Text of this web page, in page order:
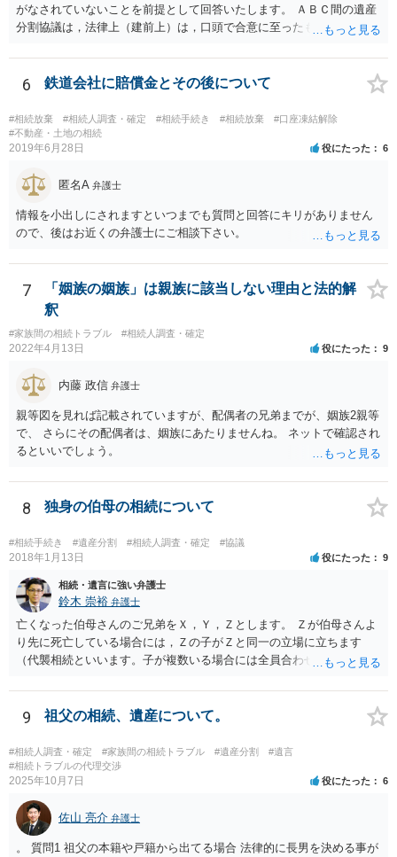
がなされていないことを前提として回答いたします。 ＡＢＣ間の遺産
分割協議は，法律上（建前上）は，口頭で合意に至ったものであって
ん。 また，不動産の名義を移転するためには，遺産分割協議書への署
名捺印を得る必要があります。 したがって，残念ながら，「ＡＢＣ間
の遺産分割協議が有効に成立している」という前提に基づく主張は困
難と思われます。 「ＡＢＣ間の遺産分割協議は未了のまま，ＡとＢが
死亡し，二次相続が発生した」という前提に基づいて協議を進める必
要があります。 もちろん，Ｃの立場としては，ＡＢＣ間の遺産分割協
人は応じない姿勢を示していることから，実現は困難だと思います。
しどころ）としては，譲歩することを甘受しなければならないかもし
れません。
6 鉄道会社に賠償金とその後について
#相続放棄 #相続人調査・確定 #相続手続き #相続放棄
#口座凍結解除
#不動産・土地の相続
2019年6月28日 役にたった 6
匿名A 弁護士
情報を小出しにされますといつまでも質問と回答にキリがありません
ので、後はお近くの弁護士にご相談下さい。
7
「姻族の姻族」は親族に該当しない理由と法的解
釈
#家族間の相続トラブル #相続人調査・確定
2022年4月13日 役にたった 9
内藤 政信 弁護士
親等図を見れば記載されていますが、配偶者の兄弟までが、姻族2親等
で、 さらにその配偶者は、姻族にあたりませんね。 ネットで確認され
るといいでしょう。
8 独身の伯母の相続について
#相続手続き #遺産分割 #相続人調査・確定 #協議
2018年1月13日 役にたった 9
相続・遺言に強い弁護士
鈴木 崇裕 弁護士
亡くなった伯母さんのご兄弟をＸ，Ｙ，Ｚとします。 Ｚが伯母さんよ
り先に死亡している場合には，Ｚの子がＺと同一の立場に立ちます
（代襲相続といいます。子が複数いる場合には全員合わせてＺと同一
つの相続分を有していますので， そのことを前提として，遺産分割協
議をすることになります（必ずしも３分の１ずつにしなくても，合意
ができれば構いません。）。 今後の対応としては， ①伯母さんの相続
財産（遺産）の全容を整理する（預貯金，有価証券，不動産等の有無
を調べることになります。） ②相続財産に照らし，相続税の申告の準
備をする（税理士の先生にご相談ください。） ③遺産分割協議をする
（ご本人同士で行っても構いませんし，弁護士に相談することもよろ
しいと思います。） ことになります。
9 祖父の相続、遺産について。
#相続人調査・確定 #家族間の相続トラブル #遺産分割
#遺言
#相続トラブルの代理交渉
2025年10月7日 役にたった 6
佐山 亮介 弁護士
。 質問1 祖父の本籍や戸籍から出てる場合 法律的に長男を決める事が